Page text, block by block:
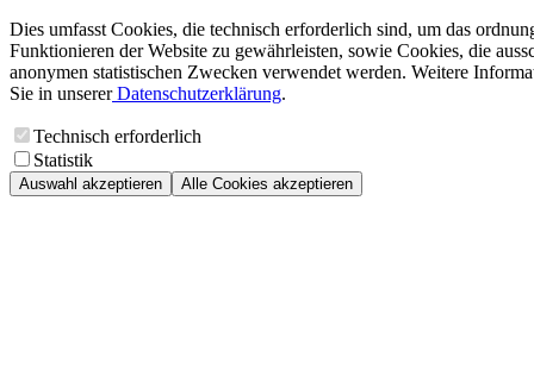
Dies umfasst Cookies, die technisch erforderlich sind, um das
Funktionieren der Website zu gewährleisten, sowie Cookies, die
anonymen statistischen Zwecken verwendet werden. Weitere
Sie in unsererDatenschutzerklärung.
Technisch erforderlich
Statistik
Auswahl akzeptieren Alle Cookies akzeptieren